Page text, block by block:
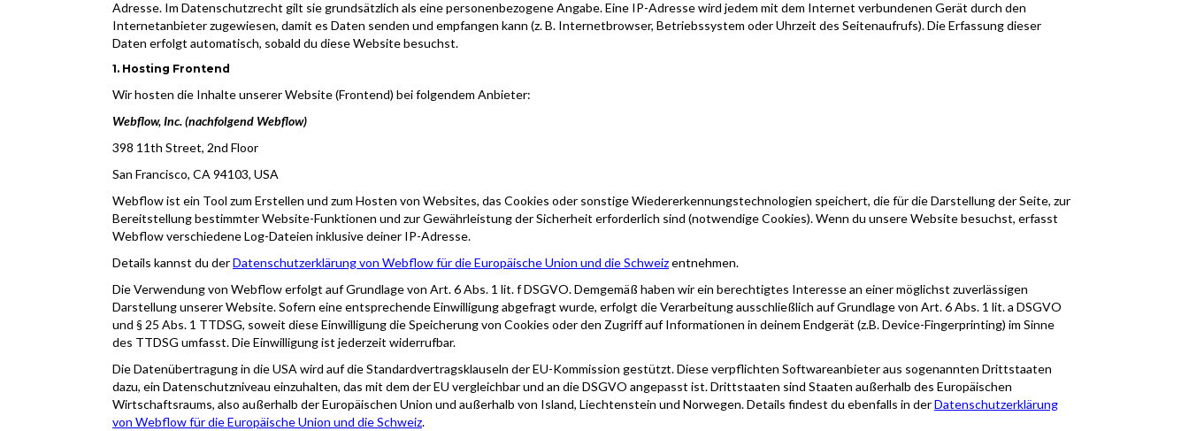
Adresse. Im Datenschutzrecht gilt sie grundsätzlich als eine personenbezogene Angabe. Eine IP-Adresse wird jedem mit dem Internet verbundenen Gerät durch den
Internetanbieter zugewiesen, damit es Daten senden und empfangen kann (z. B. Internetbrowser, Betriebssystem oder Uhrzeit des Seitenaufrufs). Die Erfassung dieser
Daten erfolgt automatisch, sobald du diese Website besuchst.
1. Hosting Frontend
Wir hosten die Inhalte unserer Website (Frontend) bei folgendem Anbieter:
Webflow, Inc. (nachfolgend Webflow)
398 11th Street, 2nd Floor
San Francisco, CA 94103, USA
Webflow ist ein Tool zum Erstellen und zum Hosten von Websites, das Cookies oder sonstige Wiedererkennungstechnologien speichert, die für die Darstellung der Seite, zur
Bereitstellung bestimmter Website-Funktionen und zur Gewährleistung der Sicherheit erforderlich sind (notwendige Cookies). Wenn du unsere Website besuchst, erfasst
Webflow verschiedene Log-Dateien inklusive deiner IP-Adresse.
Details kannst du derDatenschutzerklärung von Webflow für die Europäische Union und die Schweizentnehmen.
Die Verwendung von Webflow erfolgt auf Grundlage von Art. 6 Abs. 1 lit. f DSGVO. Demgemäß haben wir ein berechtigtes Interesse an einer möglichst zuverlässigen
Darstellung unserer Website. Sofern eine entsprechende Einwilligung abgefragt wurde, erfolgt die Verarbeitung ausschließlich auf Grundlage von Art. 6 Abs. 1 lit. a DSGVO
und § 25 Abs. 1 TTDSG, soweit diese Einwilligung die Speicherung von Cookies oder den Zugriff auf Informationen in deinem Endgerät (z.B. Device-Fingerprinting) im Sinne
des TTDSG umfasst. Die Einwilligung ist jederzeit widerrufbar.
Die Datenübertragung in die USA wird auf die Standardvertragsklauseln der EU-Kommission gestützt. Diese verpflichten Softwareanbieter aus sogenannten Drittstaaten
dazu, ein Datenschutzniveau einzuhalten, das mit dem der EU vergleichbar und an die DSGVO angepasst ist. Drittstaaten sind Staaten außerhalb des Europäischen
Wirtschaftsraums, also außerhalb der Europäischen Union und außerhalb von Island, Liechtenstein und Norwegen. Details findest du ebenfalls in derDatenschutzerklärung
von Webflow für die Europäische Union und die Schweiz.